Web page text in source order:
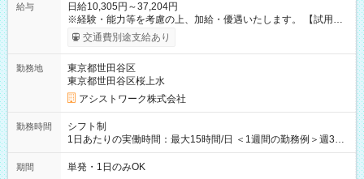
給与
日給10,305円～37,204円
※経験・能力等を考慮の上、加給・優遇いたします。 【試用期
間】試用期間なし
交通費別途支給あり
勤務地
東京都世田谷区
東京都世田谷区桜上水
アシストワーク株式会社
勤務時間
シフト制
1日あたりの実働時間：最大15時間/日 ＜1週間の勤務例＞週3回
勤務 勤務：月・水・金 休み：火・木・土・日 好きな時にお仕事
可能です！ ※1日あたりの最大実働時間は日勤、夜勤共に勤務し
期間 単発・1日のみOK